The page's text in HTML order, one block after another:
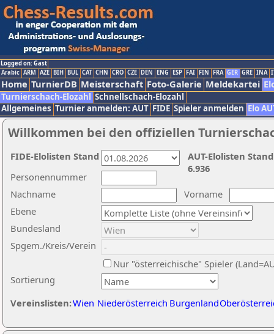
Logged on: Gast
Arabic ARM AZE BIH BUL CAT CHN CRO CZE DEN ENG ESP FAI FIN FRA GER GRE INA
Home TurnierDB Meisterschaft Foto-Galerie Meldekartei
Turnierschach-Elozahl Schnellschach-Elozahl
Allgemeines Turnier anmelden: AUT FIDE Spieler anmelden Elo
Willkommen bei den offiziellen
Nachname
Vorname
Ebene
Sortierung
Personennummer
Bundesland
Spgem./Kreis/Verein
Nur "österreichische" Spieler
Vereinslisten:Wien Niederösterreich Burgenland
AUT-Elolisten
6.936
FIDE-Elolisten Stand